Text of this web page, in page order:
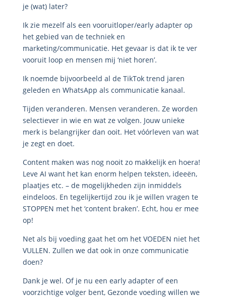
je (wat) later?
Ik zie mezelf als een vooruitloper/early adapter op
het gebied van de techniek en
marketing/communicatie. Het gevaar is dat ik te ver
vooruit loop en mensen mij ‘niet horen’.
Ik noemde bijvoorbeeld al de TikTok trend jaren
geleden en WhatsApp als communicatie kanaal.
Tijden veranderen. Mensen veranderen. Ze worden
selectiever in wie en wat ze volgen. Jouw unieke
merk is belangrijker dan ooit. Het vóórleven van wat
je zegt en doet.
Content maken was nog nooit zo makkelijk en hoera!
Leve AI want het kan enorm helpen teksten, ideeën,
plaatjes etc. – de mogelijkheden zijn inmiddels
eindeloos. En tegelijkertijd zou ik je willen vragen te
STOPPEN met het ‘content braken’. Echt, hou er mee
op!
Net als bij voeding gaat het om het VOEDEN niet het
VULLEN. Zullen we dat ook in onze communicatie
doen?
Dank je wel. Of je nu een early adapter of een
voorzichtige volger bent, Gezonde voeding willen we